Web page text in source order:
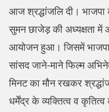
आज श्रद्धांजलि दी। भाजपा
सुमन छाजेड़ की अध्यक्षता
आयोजन हुआ। जिसमें भाजपा
सांसद जाने-माने फिल्म
मिनट का मौन रखकर
धर्मेंद्र के व्यक्तित्व व